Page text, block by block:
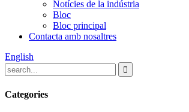
Notícies de la indústria
Bloc
Bloc principal
Contacta amb nosaltres
English
Categories